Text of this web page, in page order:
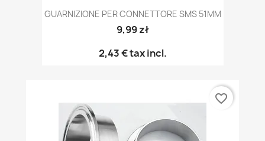
GUARNIZIONE PER CONNETTORE SMS 51MM
9,99 zł
2,43 €tax incl.
favorite_border